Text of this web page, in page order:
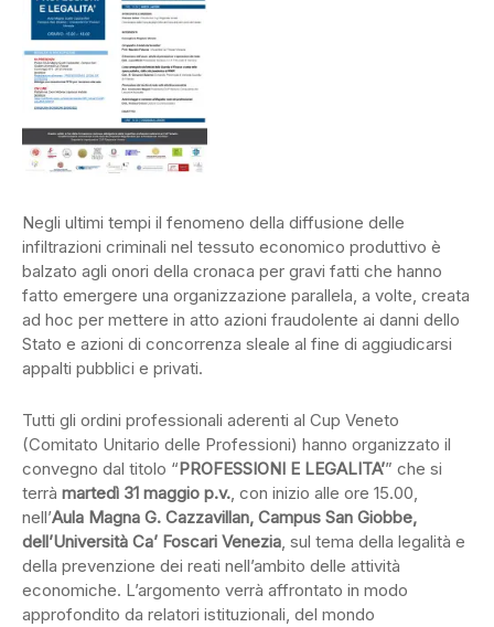
Negli ultimi tempi il fenomeno della diffusione delle
infiltrazioni criminali nel tessuto economico produttivo è
balzato agli onori della cronaca per gravi fatti che hanno
fatto emergere una organizzazione parallela, a volte, creata
ad hoc per mettere in atto azioni fraudolente ai danni dello
Stato e azioni di concorrenza sleale al fine di aggiudicarsi
appalti pubblici e privati.
Tutti gli ordini professionali aderenti al Cup Veneto
(Comitato Unitario delle Professioni) hanno organizzato il
convegno dal titolo “PROFESSIONI E LEGALITA’” che si
terrà martedì 31 maggio p.v., con inizio alle ore 15.00,
nell’Aula Magna G. Cazzavillan, Campus San Giobbe,
dell’Università Ca’ Foscari Venezia, sul tema della legalità e
della prevenzione dei reati nell’ambito delle attività
economiche. L’argomento verrà affrontato in modo
approfondito da relatori istituzionali, del mondo